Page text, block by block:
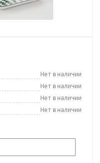
Нет в наличии
Нет в наличии
Нет в наличии
Нет в наличии